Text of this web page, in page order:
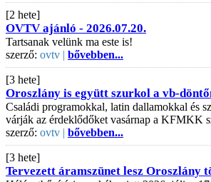
[2 hete]
OVTV ajánló - 2026.07.20.
Tartsanak velünk ma este is!
szerző: ovtv | bővebben...
[3 hete]
Oroszlány is együtt szurkol a vb-
Családi programokkal, latin dallamokkal és
várják az érdeklődőket vasárnap a KFMKK
szerző: ovtv | bővebben...
[3 hete]
Tervezett áramszünet lesz Oroszlány